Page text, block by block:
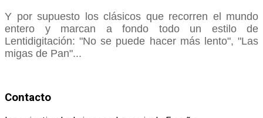
Y por supuesto los clásicos que recorren el mundo
entero y marcan a fondo todo un estilo de
Lentidigitación: "No se puede hacer más lento", "Las
migas de Pan"...
Contacto